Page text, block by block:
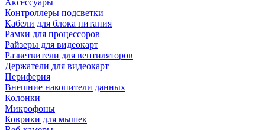
Аксессуары
Контроллеры подсветки
Кабели для блока питания
Рамки для процессоров
Райзеры для видеокарт
Разветвители для вентиляторов
Держатели для видеокарт
Периферия
Внешние накопители данных
Колонки
Микрофоны
Коврики для мышек